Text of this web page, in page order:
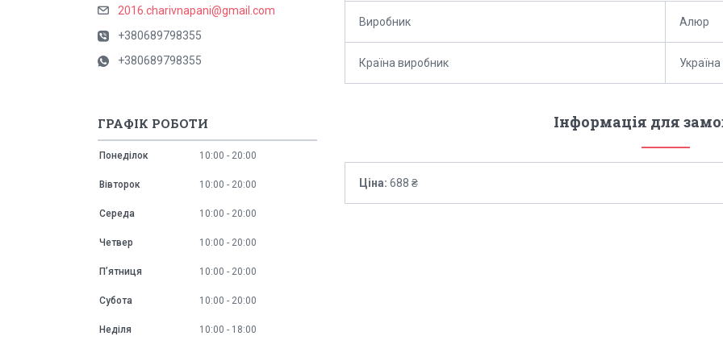
Виробник Алюр
Країна виробник Україна
Інформація для
Ціна: 688 ₴
2016.charivnapani@gmail.com
+380689798355
+380689798355
ГРАФІК РОБОТИ
Понеділок 10:00 20:00
Вівторок 10:00 20:00
Середа 10:00 20:00
Четвер 10:00 20:00
Пʼятниця 10:00 20:00
Субота 10:00 20:00
Неділя 10:00 18:00